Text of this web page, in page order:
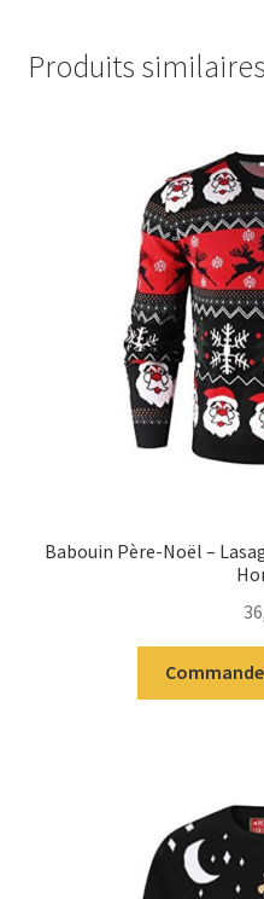
Produits similaires
Babouin Père-Noël –